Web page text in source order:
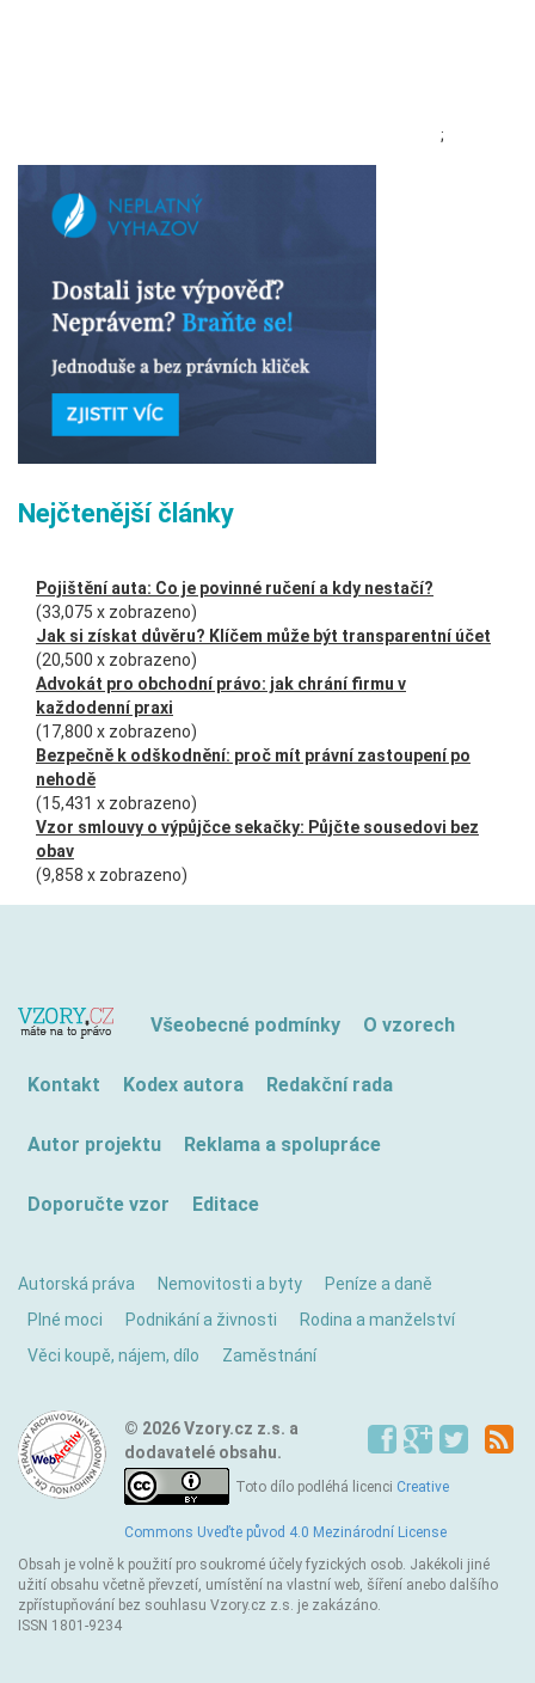
;
Nejčtenější články
Pojištění auta: Co je povinné ručení a kdy nestačí?
(33,075 x zobrazeno)
Jak si získat důvěru? Klíčem může být transparentní účet
(20,500 x zobrazeno)
Advokát pro obchodní právo: jak chrání firmu v
každodenní praxi
(17,800 x zobrazeno)
Bezpečně k odškodnění: proč mít právní zastoupení po
nehodě
(15,431 x zobrazeno)
Vzor smlouvy o výpůjčce sekačky: Půjčte sousedovi bez
obav
(9,858 x zobrazeno)
Všeobecné podmínky O vzorech
Kontakt Kodex autora Redakční rada
Autor projektu Reklama a spolupráce
Doporučte vzor Editace
Autorská práva Nemovitosti a byty
Peníze a daně
Plné moci
Podnikání a živnosti
Rodina a manželství
Věci koupě, nájem, dílo
Zaměstnání
© 2026 Vzory.cz z.s. a
dodavatelé obsahu.
Toto dílo podléhá licenci Creative
Commons Uveďte původ 4.0 Mezinárodní License
Obsah je volně k použití pro soukromé účely fyzických osob. Jakékoli jiné
užití obsahu včetně převzetí, umístění na vlastní web, šíření anebo dalšího
zpřístupňování bez souhlasu Vzory.cz z.s. je zakázáno.
ISSN 1801-9234